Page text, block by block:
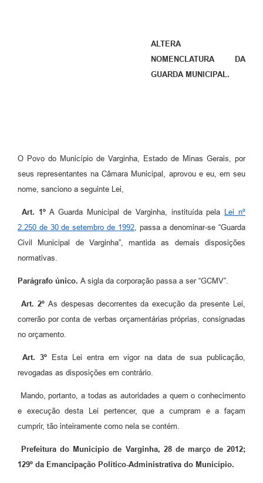
ALTERA
NOMENCLATURA DA
GUARDA MUNICIPAL.
O Povo do Município de Varginha, Estado de Minas Gerais, por
seus representantes na Câmara Municipal, aprovou e eu, em seu
nome, sanciono a seguinte Lei,
Art. 1ºA Guarda Municipal de Varginha, instituída pela Lei nº
2.250 de 30 de setembro de 1992, passa a denominar-se “Guarda
Civil Municipal de Varginha”, mantida as demais disposições
normativas.
Parágrafo único. A sigla da corporação passa a ser “GCMV”.
Art. 2º As despesas decorrentes da execução da presente Lei,
correrão por conta de verbas orçamentárias próprias, consignadas
no orçamento.
Art. 3º
Esta Lei entra em vigor na data de sua publicação,
revogadas as disposições em contrário.
Mando, portanto, a todas as autoridades a quem o conhecimento
e execução desta Lei pertencer, que a cumpram e a façam
cumprir, tão inteiramente como nela se contém.
Prefeitura do Município de Varginha, 28 de março de 2012;
129º da Emancipação Político-Administrativa do Município.